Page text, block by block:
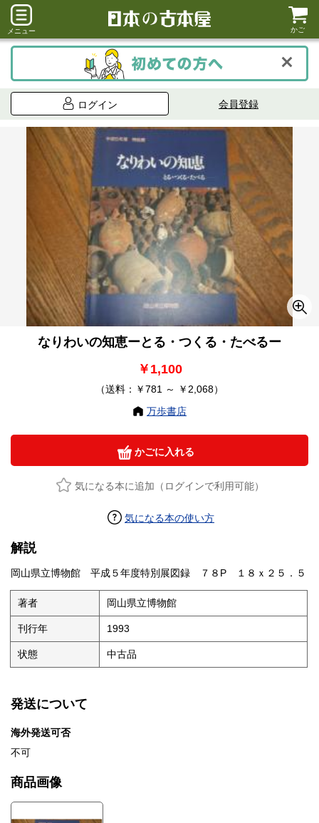
メニュー かご
ログイン 会員登録
なりわいの知恵ーとる・つくる・たべるー
￥1,100
（送料：￥781 ～ ￥2,068）
万歩書店
かごに入れる
気になる本に追加（ログインで利用可能）
気になる本の使い方
解説
岡山県立博物館 平成５年度特別展図録 ７８P １８ｘ２５．５
著者 岡山県立博物館
刊行年 1993
状態 中古品
発送について
海外発送可否
不可
商品画像